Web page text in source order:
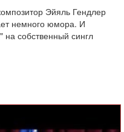
Эйяль Гендлер
немного юмора. И
собственный сингл